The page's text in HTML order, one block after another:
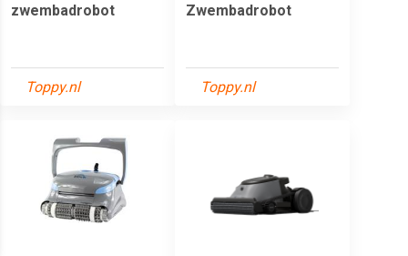
zwembadrobot
Toppy.nl
Zwembadrobot
Toppy.nl